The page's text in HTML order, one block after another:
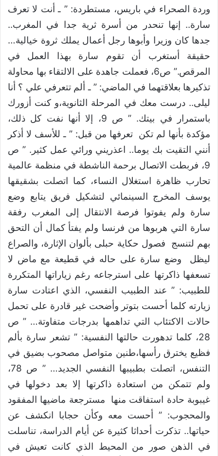
وردة الصحراء في باريس، مستطردة: ” ـ أنت لا تعرف
سارة.. إنها تنحدر من أسرة ثرية جدا في المغرب..
جدها كان وزيرا وأبوها رجل أعمال يملك ثروة خيالية…
حقيقة أستغرب أن تقوم سارة بهذا العمل في
المرقص.” ص6، فعملت جاهدة على الالتقاء بها محاولة
تذكيرها بعلاقتهما في الماضي: ” ـ ألم تتعرفي علي ؟ أنا
ليلى.. درست معك في المرحلة الثانوية،و كنت أزورك
باستمرار في بيتك. ” ص 9، إلا أنها نفت كل ذلك،
مؤكدة بأنها لم تكن تعرفها من قبل: ” ـ للأسف لا أذكر
أنني التقيت بك يوما.. اعذريني ورائي عمل كثير. ” ص
9، فربطت الاتصال برحمة الناشطة في منظمة عالمية
تحارب ظاهرة استغلال النساء، كما اتصلت بشقيقها
يوسف المخرج السينمائي لتشكيل فريق يتابع وضع
سارة ولم يفوتوا فرصة الانتقال إلى المغرب رفقة
سارة التي هربوها من فرنسا ولم يفتأ كمال أن التحق
بهم لتنسج فصول حكاية حبلى بألوان الإثارة، والصراع
ليظل وضع سارة على حاله في قطيعة مع ماض لا
تسعفها ذاكرتها على استرجاعه رغم زياراتها المتكررة
للطبيب: ” عند الطبيب النفسي، الذي اعتادت سارة
زيارته كلما أحست بتوتر وأضحت غير قادرة على تحمل
حالات الاكتئاب التي تداهمها بدرجات متفاوتة… ” ص
28، كلما تدهورت حالتها النفسية: ” تشعر سارة بألم
فظيع يخترق رأسها،طنين متواصل مصحوب بضيق في
التنفس، اتصلت بطبيبها النفسي الجديد… ” ص 78،
ولم تتمكن من استعادة ذاكرتها إلا بعد دخولها في
غيبوبة حادة استفاقت منها مسترجعة ماضيها المفقود
والمحجوب: ” أحست معه وكأن حجابا انكشف عن
حياتها.. تذكرت أحداثا كثيرة عن أيام الدراسة، تناسلت
في الذهن صور من المحيط الذي كانت تعيش في